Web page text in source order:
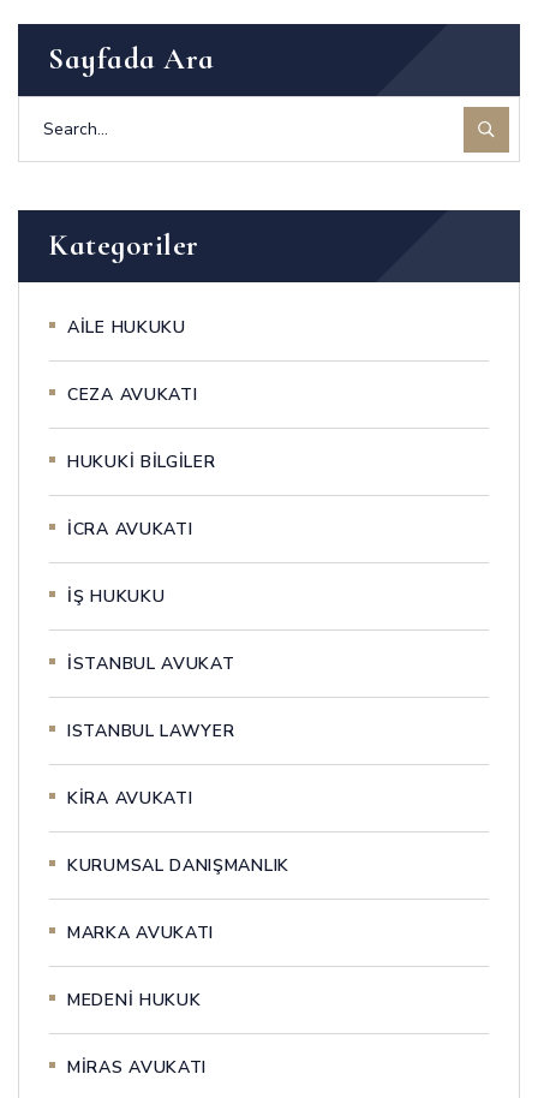
Sayfada Ara
Kategoriler
AİLE HUKUKU
CEZA AVUKATI
HUKUKİ BİLGİLER
İCRA AVUKATI
İŞ HUKUKU
İSTANBUL AVUKAT
ISTANBUL LAWYER
KİRA AVUKATI
KURUMSAL DANIŞMANLIK
MARKA AVUKATI
MEDENİ HUKUK
MİRAS AVUKATI